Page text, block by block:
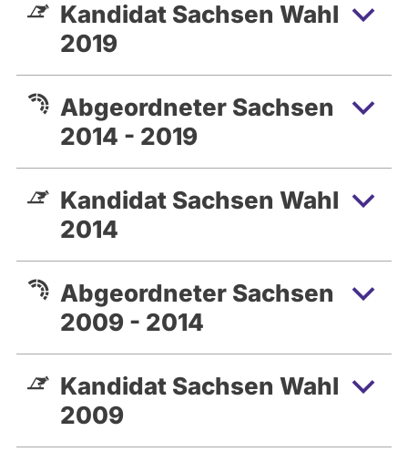
Landesvereinigung für
Gesundheitsförderung e.V. (SLfG)
Er ist zweifacher Familienvater.
Kandidat Sachsen Wahl
2019
Abgeordneter Sachsen
2014 - 2019
Kandidat Sachsen Wahl
2014
Abgeordneter Sachsen
2009 - 2014
Kandidat Sachsen Wahl
2009